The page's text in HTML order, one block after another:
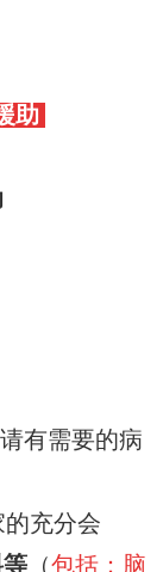
助
请有需要的病
充分会
等 （包括：脑